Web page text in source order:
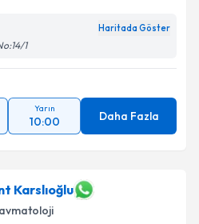
ilişkin
Aydınlatma
kişisel verilerimin belirtilen
kabul ediyorum.
Talebini Gönder
Haritada Göster
1
Yarın
10:00 Daha Fazla
Karslıoğlu